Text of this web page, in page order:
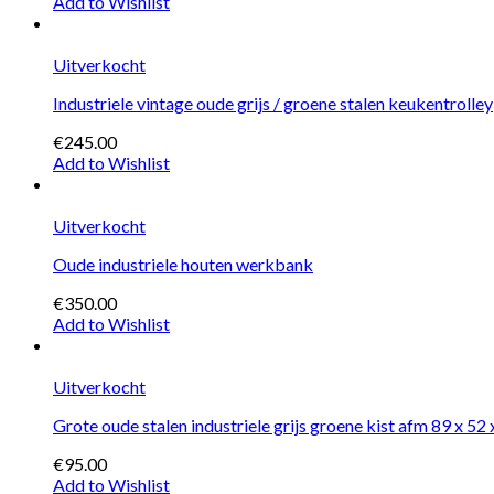
Uitverkocht
Industriele vintage oude grijs / groene stalen keukentrolley
€245.00
Add to Wishlist
Uitverkocht
Oude industriele houten werkbank
€350.00
Add to Wishlist
Uitverkocht
Grote oude stalen industriele grijs groene kist afm 89 x 52
€95.00
Add to Wishlist